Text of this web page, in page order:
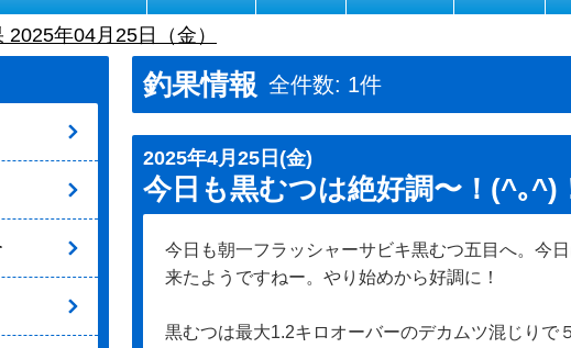
2025年04月25日（金）
釣果情報 全件数: 1件
2025年4月25日(金)
今日も黒むつは絶好調〜！(^｡^)
今日も朝一フラッシャーサビキ黒むつ五目へ。今
来たようですねー。やり始めから好調に！
黒むつは最大1.2キロオーバーのデカムツ混じりで